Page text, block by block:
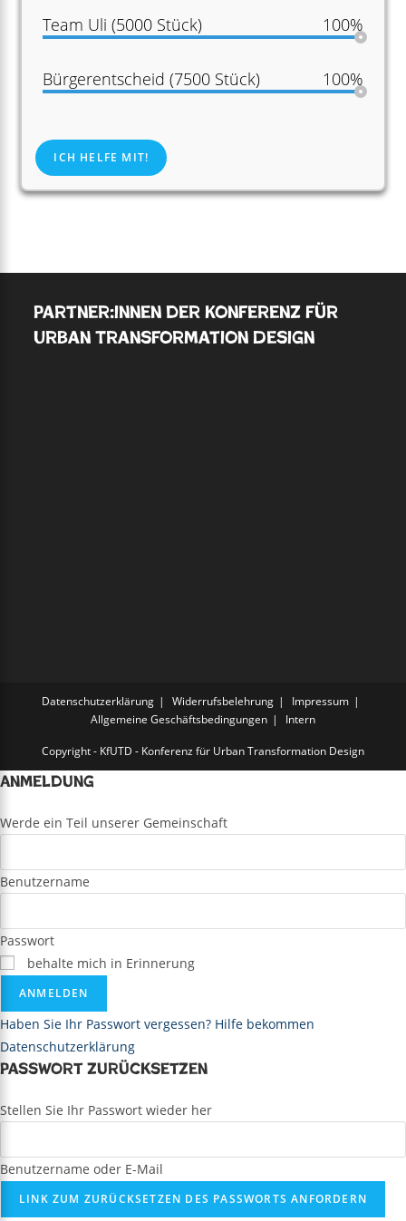
Team Uli (5000 Stück) 100%
Bürgerentscheid (7500 Stück) 100%
ICH HELFE MIT!
Partner:innen der Konferenz für
Urban Transformation Design
Datenschutzerklärung Widerrufsbelehrung
Impressum
Allgemeine Geschäftsbedingungen
Intern
Copyright - KfUTD - Konferenz für Urban Transformation Design
Anmeldung
Werde ein Teil unserer Gemeinschaft
Benutzername
Passwort
behalte mich in Erinnerung
ANMELDEN
Haben Sie Ihr Passwort vergessen? Hilfe bekommen
Datenschutzerklärung
Passwort zurücksetzen
Stellen Sie Ihr Passwort wieder her
Benutzername oder E-Mail
LINK ZUM ZURÜCKSETZEN DES PASSWORTS ANFORDERN